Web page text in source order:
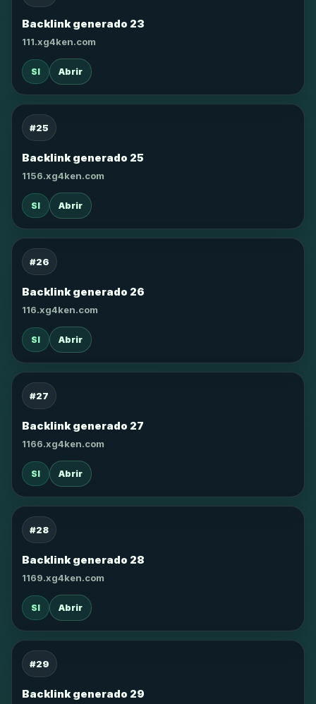
Backlink generado 23
111.xg4ken.com
SI Abrir
#25
Backlink generado 25
1156.xg4ken.com
SI Abrir
#26
Backlink generado 26
116.xg4ken.com
SI Abrir
#27
Backlink generado 27
1166.xg4ken.com
SI Abrir
#28
Backlink generado 28
1169.xg4ken.com
SI Abrir
#29
Backlink generado 29